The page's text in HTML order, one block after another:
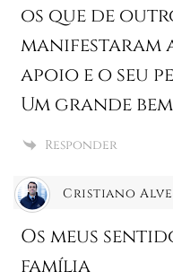
os que de
manifestaram
apoio e o seu
Um grande
Responder
Cristiano
Os meus
família